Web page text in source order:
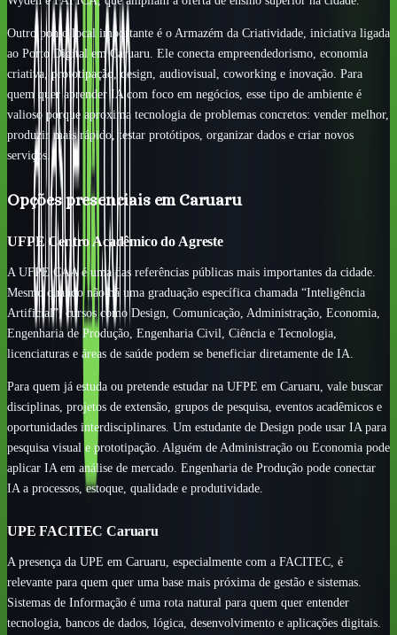
Outro ponto local importante é o Armazém da Criatividade, iniciativa ligada
ao Porto Digital em Caruaru. Ele conecta empreendedorismo, economia
criativa, prototipação, design, audiovisual, coworking e inovação. Para
quem quer aprender IA com foco em negócios, esse tipo de ambiente é
valioso porque aproxima tecnologia de problemas concretos: vender melhor,
produzir mais rápido, testar protótipos, organizar dados e criar novos
serviços.
Opções presenciais em Caruaru
UFPE Centro Acadêmico do Agreste
A UFPE CAA é uma das referências públicas mais importantes da cidade.
Mesmo quando não há uma graduação específica chamada “Inteligência
Artificial”, cursos como Design, Comunicação, Administração, Economia,
Engenharia de Produção, Engenharia Civil, Ciência e Tecnologia,
licenciaturas e áreas de saúde podem se beneficiar diretamente de IA.
Para quem já estuda ou pretende estudar na UFPE em Caruaru, vale buscar
disciplinas, projetos de extensão, grupos de pesquisa, eventos acadêmicos e
oportunidades interdisciplinares. Um estudante de Design pode usar IA para
pesquisa visual e prototipação. Alguém de Administração ou Economia pode
aplicar IA em análise de mercado. Engenharia de Produção pode conectar
IA a processos, estoque, qualidade e produtividade.
UPE FACITEC Caruaru
A presença da UPE em Caruaru, especialmente com a FACITEC, é
relevante para quem quer uma base mais próxima de gestão e sistemas.
Sistemas de Informação é uma rota natural para quem quer entender
tecnologia, bancos de dados, lógica, desenvolvimento e aplicações digitais.